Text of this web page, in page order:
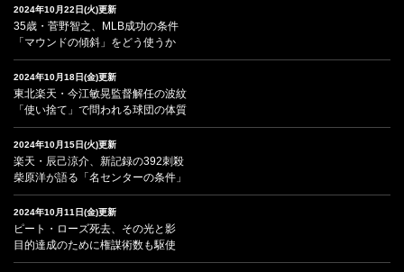
2024年10月22日(火)更新
35歳・菅野智之、MLB成功の条件
「マウンドの傾斜」をどう使うか
2024年10月18日(金)更新
東北楽天・今江敏晃監督解任の波紋
「使い捨て」で問われる球団の体質
2024年10月15日(火)更新
楽天・辰己涼介、新記録の392刺殺
柴原洋が語る「名センターの条件」
2024年10月11日(金)更新
ピート・ローズ死去、その光と影
目的達成のために権謀術数も駆使